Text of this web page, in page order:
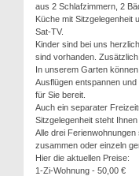
aus 2 Schlafzimmern, 2
Küche mit Sitzgelegenheit
Sat-TV.
Kinder sind bei uns
sind vorhanden.
In unserem Garten
Ausflügen entspannen
für Sie bereit.
Auch ein separater
Sitzgelegenheit steht Ihnen
Alle drei
zusammen oder einzeln
Hier die aktuellen Preise:
1-Zi-Wohnung - 50,00 €